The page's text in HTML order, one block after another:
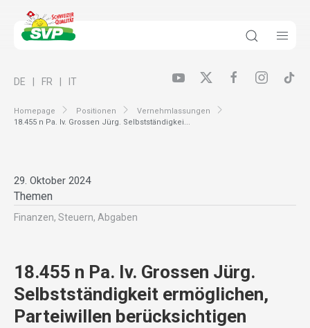
Homepage Positionen
Vernehmlassungen
18.455 n Pa. Iv. Grossen Jürg. Selbstständigkei...
DE FR IT
29. Oktober 2024
Themen
Finanzen, Steuern, Abgaben
18.455 n Pa. Iv. Grossen Jürg.
Selbstständigkeit ermöglichen,
Parteiwillen berücksichtigen